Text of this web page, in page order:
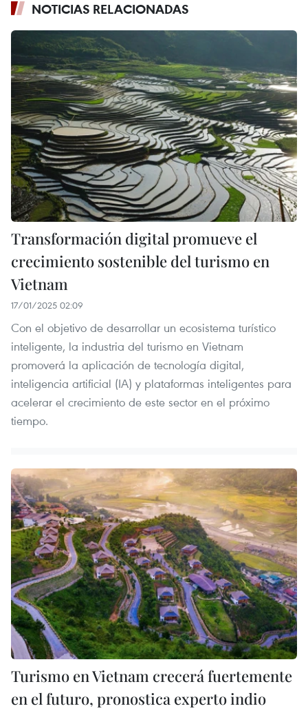
NOTICIAS RELACIONADAS
Transformación digital promueve el
crecimiento sostenible del turismo en
Vietnam
17/01/2025 02:09
Con el objetivo de desarrollar un ecosistema turístico
inteligente, la industria del turismo en Vietnam
promoverá la aplicación de tecnología digital,
inteligencia artificial (IA) y plataformas inteligentes para
acelerar el crecimiento de este sector en el próximo
tiempo.
Turismo en Vietnam crecerá fuertemente
en el futuro, pronostica experto indio